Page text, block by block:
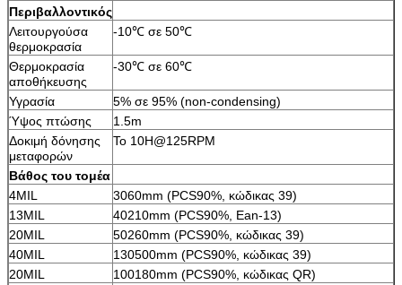
Περιβαλλοντικός
Λειτουργούσα
θερμοκρασία
-10℃ σε 50℃
Θερμοκρασία
αποθήκευσης
-30℃ σε 60℃
Υγρασία
5% σε 95% (non-condensing)
Ύψος πτώσης
1.5m
Δοκιμή δόνησης
μεταφορών
Το 10H@125RPM
Βάθος του τομέα
4MIL
3060mm (PCS90%, κώδικας 39)
13MIL
40210mm (PCS90%, Ean-13)
20MIL
50260mm (PCS90%, κώδικας 39)
40MIL
130500mm (PCS90%, κώδικας 39)
20MIL
100180mm (PCS90%, κώδικας QR)